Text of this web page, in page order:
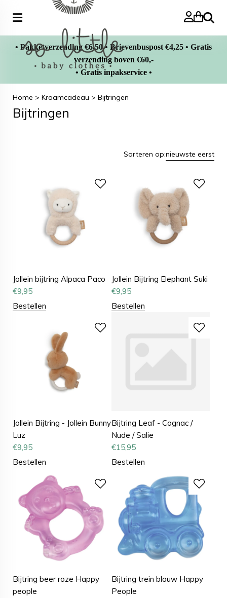
Zoeken
• Pakketverzending €6,50 • Brievenbuspost €4,25 • Gratis
verzending boven €60,-
• Gratis inpakservice •
Home > Kraamcadeau > Bijtringen
Bijtringen
Sorteren op:nieuwste eerst
Jollein bijtring Alpaca Paco
€9,95
Bestellen
Jollein Bijtring Elephant Suki
€9,95
Bestellen
Jollein Bijtring - Jollein Bunny
Luz
€9,95
Bestellen
Bijtring Leaf - Cognac /
Nude / Salie
€15,95
Bestellen
Bijtring beer roze Happy
people
Bijtring trein blauw Happy
People